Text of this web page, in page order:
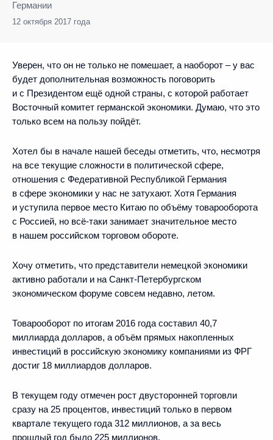
Германии
12 октября 2017 года
Уверен, что он не только не помешает, а наоборот – у вас
будет дополнительная возможность поговорить
и с Президентом ещё одной страны, с которой работает
Восточный комитет германской экономики. Думаю, что это
только всем на пользу пойдёт.
Хотел бы в начале нашей беседы отметить, что, несмотря
на все текущие сложности в политической сфере,
отношения с Федеративной Республикой Германия
в сфере экономики у нас не затухают. Хотя Германия
и уступила первое место Китаю по объёму товарооборота
с Россией, но всё-таки занимает значительное место
в нашем российском торговом обороте.
Хочу отметить, что представители немецкой экономики
активно работали и на Санкт-Петербургском
экономическом форуме совсем недавно, летом.
Товарооборот по итогам 2016 года составил 40,7
миллиарда долларов, а объём прямых накопленных
инвестиций в российскую экономику компаниями из ФРГ
достиг 18 миллиардов долларов.
В текущем году отмечен рост двусторонней торговли
сразу на 25 процентов, инвестиций только в первом
квартале текущего года 312 миллионов, а за весь
прошлый год было 225 миллионов.